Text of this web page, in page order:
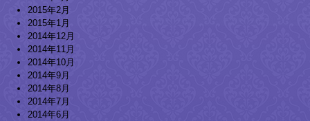
2015年2月
2015年1月
2014年12月
2014年11月
2014年10月
2014年9月
2014年8月
2014年7月
2014年6月